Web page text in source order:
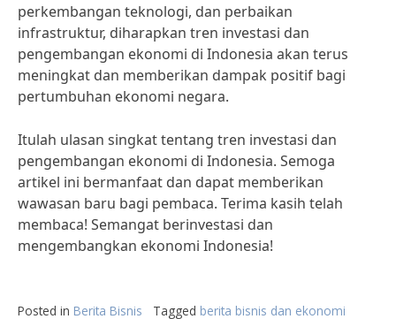
perkembangan teknologi, dan perbaikan
infrastruktur, diharapkan tren investasi dan
pengembangan ekonomi di Indonesia akan terus
meningkat dan memberikan dampak positif bagi
pertumbuhan ekonomi negara.
Itulah ulasan singkat tentang tren investasi dan
pengembangan ekonomi di Indonesia. Semoga
artikel ini bermanfaat dan dapat memberikan
wawasan baru bagi pembaca. Terima kasih telah
membaca! Semangat berinvestasi dan
mengembangkan ekonomi Indonesia!
Posted in Berita Bisnis Tagged berita bisnis dan ekonomi